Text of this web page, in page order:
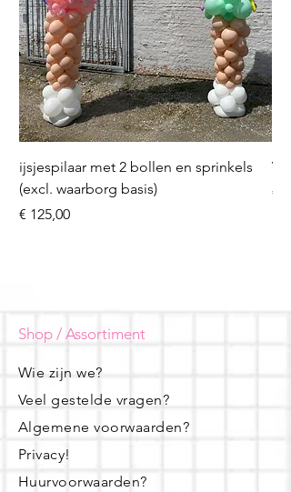
ijsjespilaar met 2 bollen en sprinkels
(excl. waarborg basis)
Prijs
€ 125,00
Prijs
€
Shop / Assortiment
Wie zijn we?
Veel gestelde vragen?
Algemene voorwaarden?
Privacy!
Huurvoorwaarden?